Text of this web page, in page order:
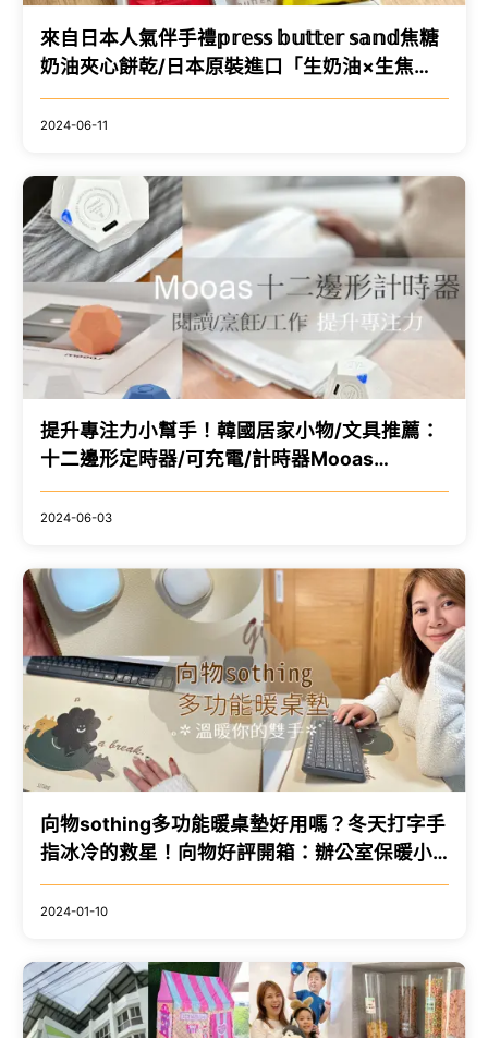
來自日本人氣伴手禮𝕡𝕣𝕖𝕤𝕤 𝕓𝕦𝕥𝕥𝕖𝕣 𝕤𝕒𝕟𝕕焦糖
奶油夾心餅乾/日本原裝進口「生奶油×生焦
糖」不甜膩的爽脆風味/三種心意禮盒
2024-06-11
提升專注力小幫手！韓國居家小物/文具推薦：
十二邊形定時器/可充電/計時器Mooas
Dodecahedron Time Ball(閱讀/烹飪/工作/追
劇/小孩刷牙計時器)
2024-06-03
向物sothing多功能暖桌墊好用嗎？冬天打字手
指冰冷的救星！向物好評開箱：辦公室保暖小
物推薦/保暖滑鼠墊推薦
2024-01-10